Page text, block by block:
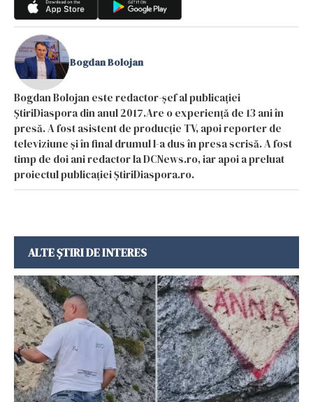
Bogdan Bolojan
Bogdan Bolojan este redactor-șef al publicației
ȘtiriDiaspora din anul 2017.Are o experiență de 13 ani în
presă. A fost asistent de producție TV, apoi reporter de
televiziune și în final drumul l-a dus în presa scrisă. A fost
timp de doi ani redactor la DCNews.ro, iar apoi a preluat
proiectul publicației ȘtiriDiaspora.ro.
ALTE ȘTIRI DE INTERES